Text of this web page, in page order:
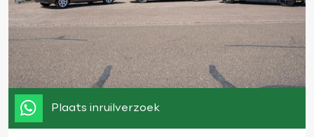
Plaats inruilverzoek